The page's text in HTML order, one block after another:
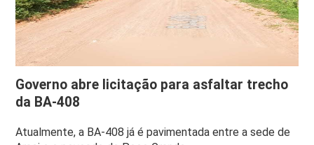
Governo abre licitação para asfaltar trecho
da BA-408
Atualmente, a BA-408 já é pavimentada entre a sede de